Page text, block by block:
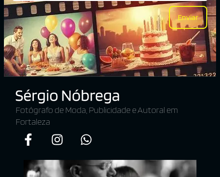
Enviar
Fotógrafo de Moda, Publicidade e Autoral em
Fortaleza